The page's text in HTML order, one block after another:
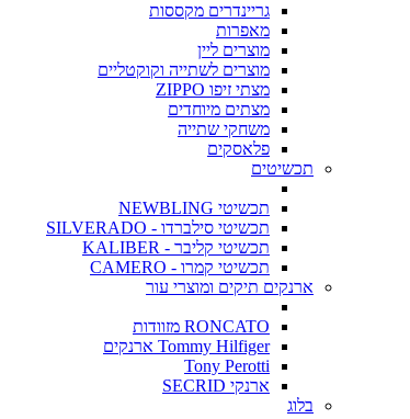
גריינדרים מקססות
מאפרות
מוצרים ליין
מוצרים לשתייה וקוקטליים
מצתי זיפו ZIPPO
מצתים מיוחדים
משחקי שתייה
פלאסקים
תכשיטים
תכשיטי NEWBLING
תכשיטי סילברדו - SILVERADO
תכשיטי קליבר - KALIBER
תכשיטי קמרו - CAMERO
ארנקים תיקים ומוצרי עור
RONCATO מזוודות
Tommy Hilfiger ארנקים
Tony Perotti
ארנקי SECRID
בלוג